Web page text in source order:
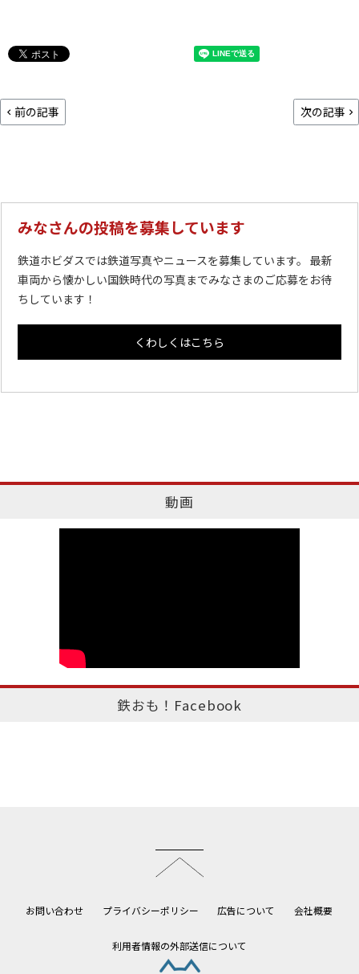
前の記事 次の記事
みなさんの投稿を募集しています
鉄道ホビダスでは鉄道写真やニュースを募集しています。 最新
車両から懐かしい国鉄時代の写真までみなさまのご応募をお待
ちしています！
くわしくはこちら
動画
鉄おも！Facebook
お問い合わせ プライバシーポリシー 広告について 会社概要
利用者情報の外部送信について